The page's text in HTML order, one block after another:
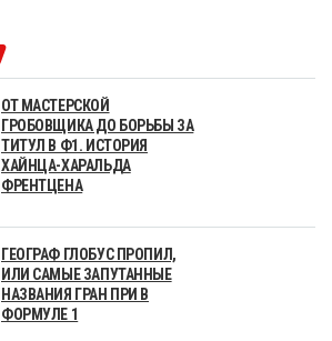
ОТ МАСТЕРСКОЙ
ГРОБОВЩИКА ДО БОРЬБЫ ЗА
ТИТУЛ В Ф1. ИСТОРИЯ
ХАЙНЦА-ХАРАЛЬДА
ФРЕНТЦЕНА
ГЕОГРАФ ГЛОБУС ПРОПИЛ,
ИЛИ САМЫЕ ЗАПУТАННЫЕ
НАЗВАНИЯ ГРАН ПРИ В
ФОРМУЛЕ 1